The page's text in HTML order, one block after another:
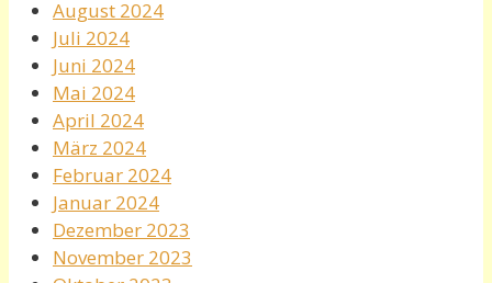
August 2024
Juli 2024
Juni 2024
Mai 2024
April 2024
März 2024
Februar 2024
Januar 2024
Dezember 2023
November 2023